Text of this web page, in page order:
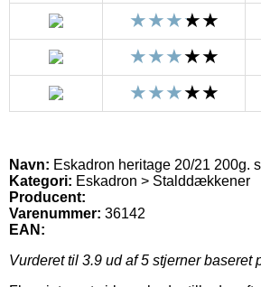
Navn: Eskadron heritage 20/21 200g.
Kategori: Eskadron > Stalddækkener
Producent:
Varenummer: 36142
EAN:
Vurderet til 3.9 ud af 5 stjerner baseret